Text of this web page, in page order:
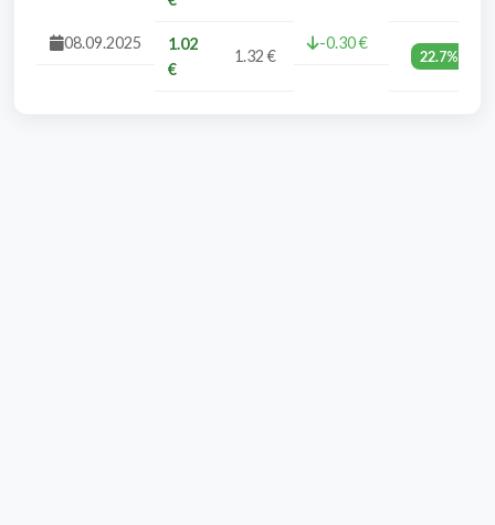
08.09.2025
1.02
€
1.32 €
-0.30 €
22.7%